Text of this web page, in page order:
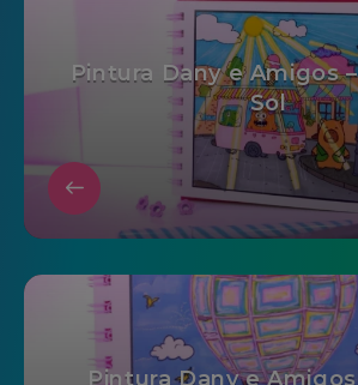
Pintura Dany e Amigos
Sol
Pintura Dany e